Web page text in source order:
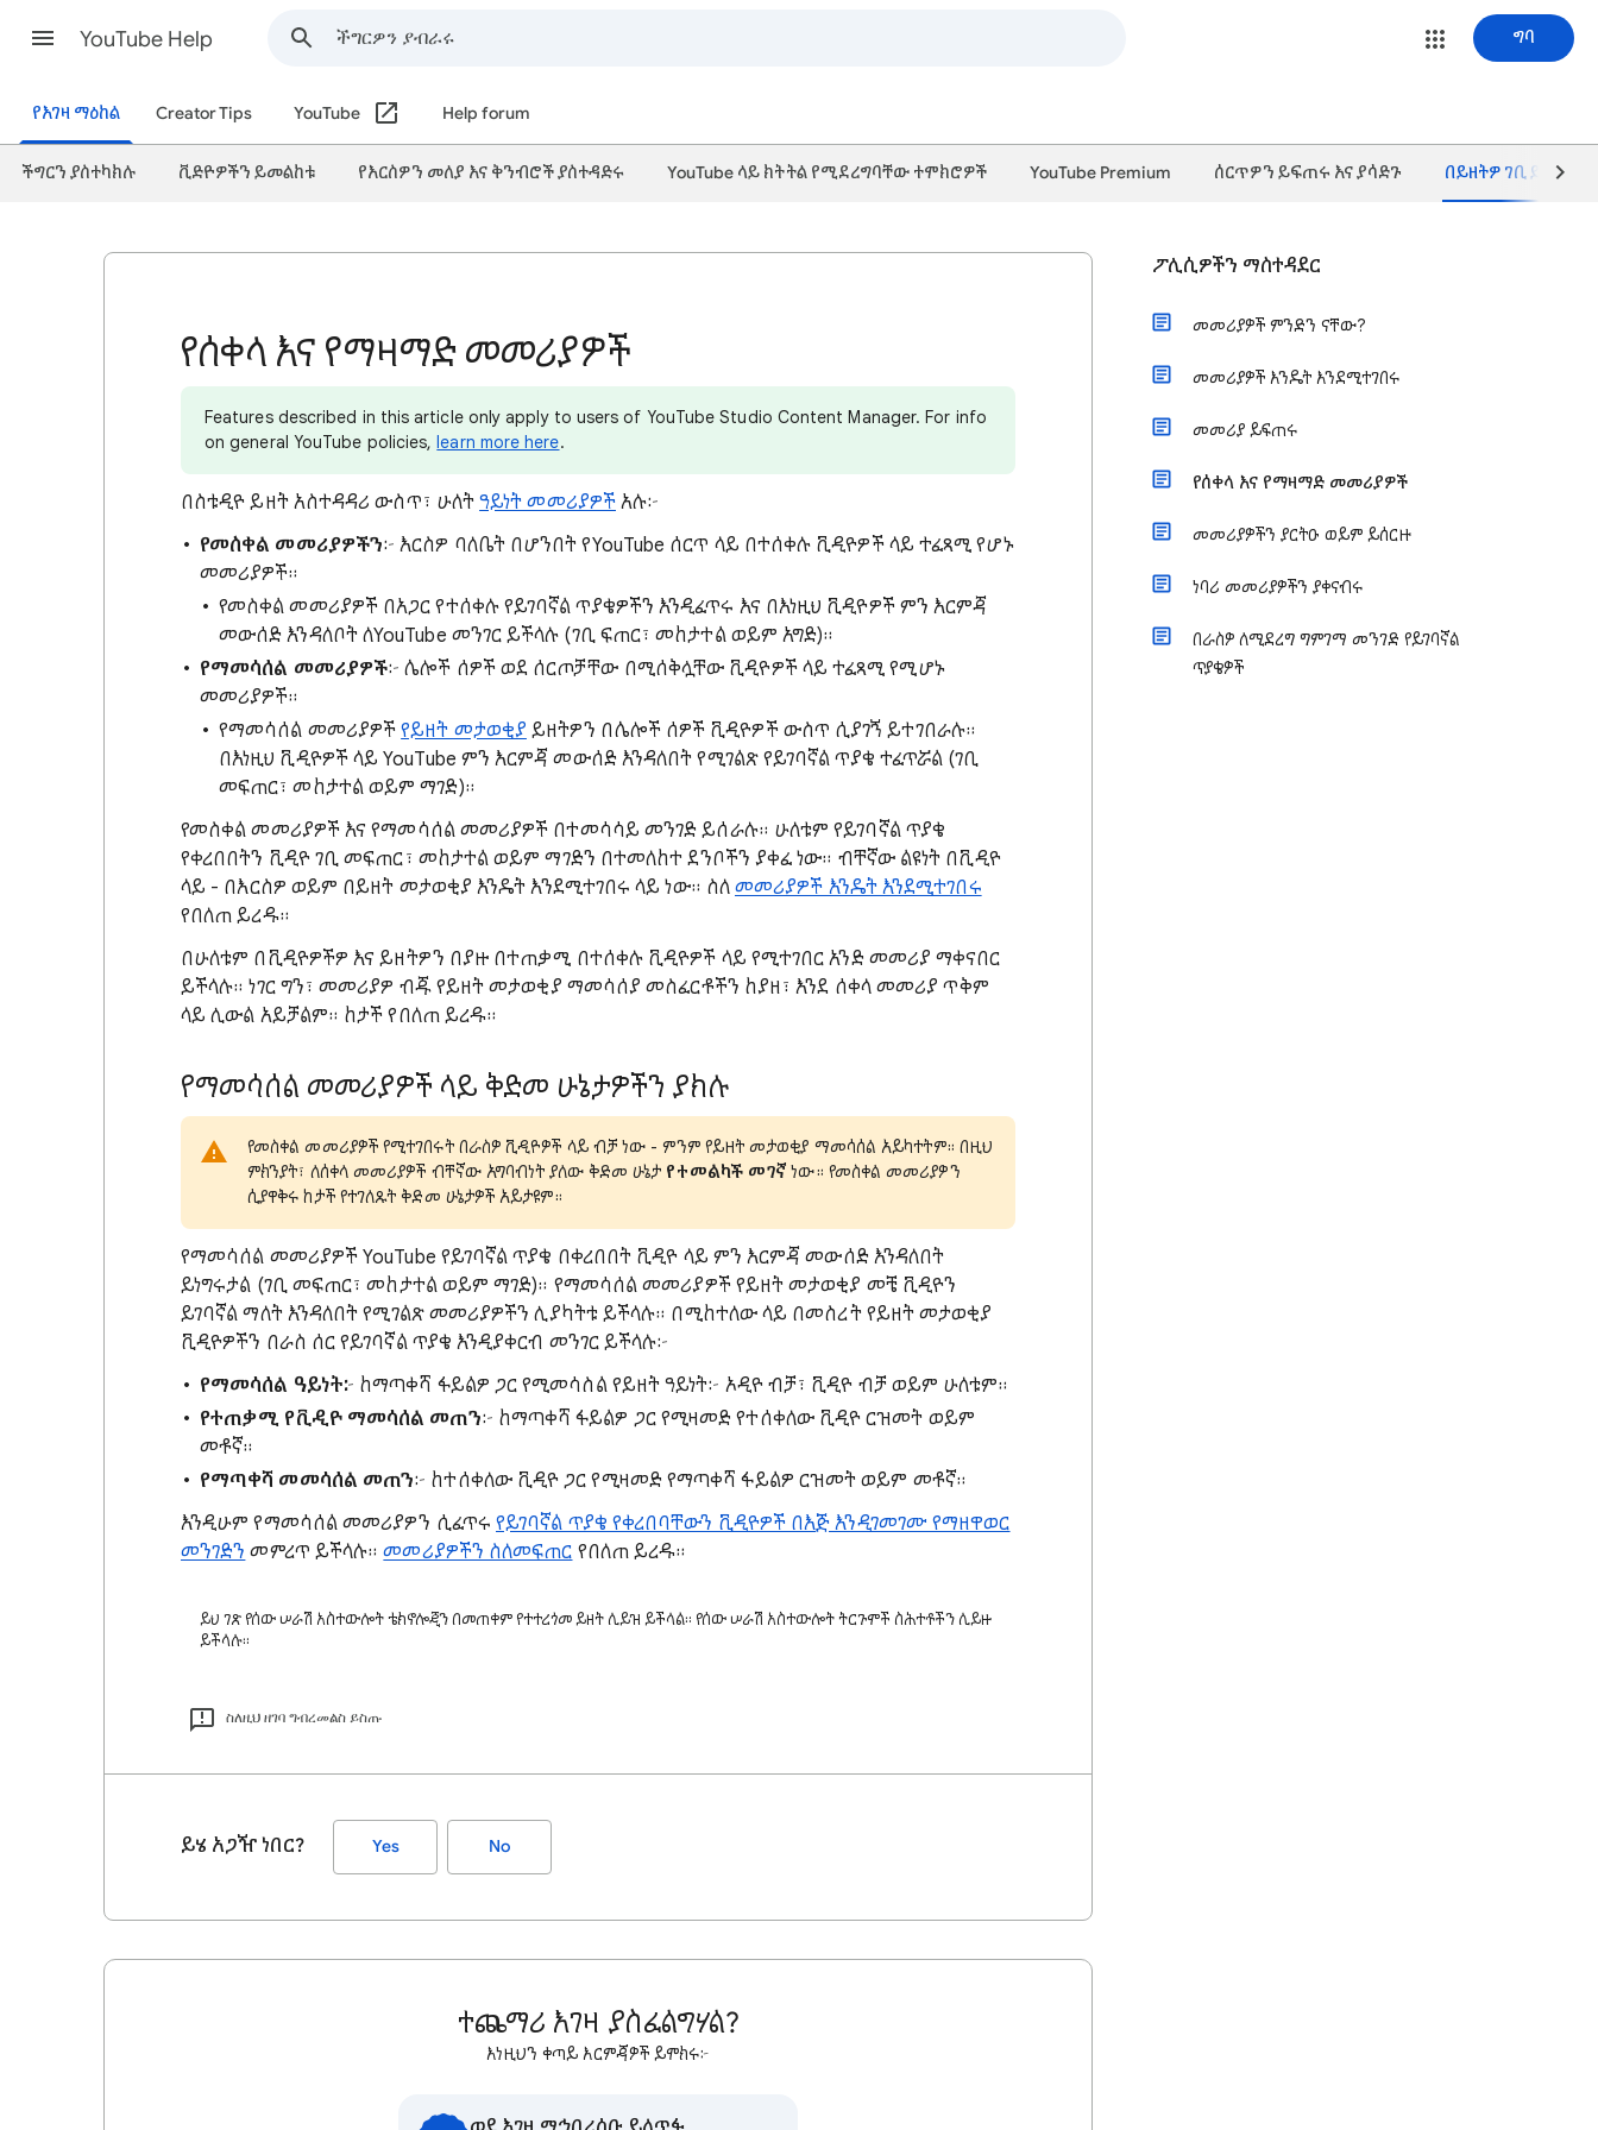
YouTube Help ግባ
የእገዛ ማዕከል Creator Tips YouTube Help forum
ችግርን ያስተካክሉ ቪድዮዎችን ይመልከቱ የእርስዎን መለያ እና ቅንብሮች ያስተዳድሩ YouTube ላይ ክትትል የሚደረግባቸው ተሞክሮዎች YouTube Premium ሰርጥዎን ይፍጠሩ እና ያሳድጉ በይዘትዎ ገቢ ይፍጠሩ
የሰቀላ እና የማዛማድ መመሪያዎች
Features described in this article only apply to users of YouTube Studio Content Manager. For info
on general YouTube policies,learn more here.
በስቱዲዮ ይዘት አስተዳዳሪ ውስጥ፣ ሁለትዓይነት መመሪያዎችአሉ፦
የመስቀል መመሪያዎችን፦ እርስዎ ባለቤት በሆንበት የYouTube ሰርጥ ላይ በተሰቀሉ ቪዲዮዎች ላይ ተፈጻሚ የሆኑ
መመሪያዎች።
የመስቀል መመሪያዎች በአጋር የተሰቀሉ የይገባኛል ጥያቄዎችን እንዲፈጥሩ እና በእነዚህ ቪዲዮዎች ምን እርምጃ
መውሰድ እንዳለቦት ለYouTube መንገር ይችላሉ (ገቢ ፍጠር፣ መከታተል ወይም አግድ)።
የማመሳሰል መመሪያዎች፦ ሌሎች ሰዎች ወደ ሰርጦቻቸው በሚሰቅሏቸው ቪዲዮዎች ላይ ተፈጻሚ የሚሆኑ
መመሪያዎች።
የማመሳሰል መመሪያዎችየይዘት መታወቂያ ይዘትዎን በሌሎች ሰዎች ቪዲዮዎች ውስጥ ሲያገኝ ይተገበራሉ።
በእነዚህ ቪዲዮዎች ላይ YouTube ምን እርምጃ መውሰድ እንዳለበት የሚገልጽ የይገባኛል ጥያቄ ተፈጥሯል (ገቢ
መፍጠር፣ መከታተል ወይም ማገድ)።
የመስቀል መመሪያዎች እና የማመሳሰል መመሪያዎች በተመሳሳይ መንገድ ይሰራሉ። ሁለቱም የይገባኛል ጥያቄ
የቀረበበትን ቪዲዮ ገቢ መፍጠር፣ መከታተል ወይም ማገድን በተመለከተ ደንቦችን ያቀፈ ነው። ብቸኛው ልዩነት በቪዲዮ
ላይ - በእርስዎ ወይም በይዘት መታወቂያ እንዴት እንደሚተገበሩ ላይ ነው። ስለ መመሪያዎች እንዴት እንደሚተገበሩ
የበለጠ ይረዱ።
በሁለቱም በቪዲዮዎችዎ እና ይዘትዎን በያዙ በተጠቃሚ በተሰቀሉ ቪዲዮዎች ላይ የሚተገበር አንድ መመሪያ ማቀናበር
ይችላሉ። ነገር ግን፣ መመሪያዎ ብጁ የይዘት መታወቂያ ማመሳሰያ መስፈርቶችን ከያዘ፣ እንደ ሰቀላ መመሪያ ጥቅም
ላይ ሊውል አይቻልም። ከታች የበለጠ ይረዱ።
የማመሳሰል መመሪያዎች ላይ ቅድመ ሁኔታዎችን ያክሉ
የመስቀል መመሪያዎች የሚተገበሩት በራስዎ ቪዲዮዎች ላይ ብቻ ነው - ምንም የይዘት መታወቂያ ማመሳሰል አይካተትም። በዚህ
ምክንያት፣ ለሰቀላ መመሪያዎች ብቸኛው አግባብነት ያለው ቅድመ ሁኔታ የተመልካች መገኛ ነው። የመስቀል መመሪያዎን
ሲያዋቅሩ ከታች የተገለጹት ቅድመ ሁኔታዎች አይታዩም።
የማመሳሰል መመሪያዎች YouTube የይገባኛል ጥያቄ በቀረበበት ቪዲዮ ላይ ምን እርምጃ መውሰድ እንዳለበት
ይነግሩታል (ገቢ መፍጠር፣ መከታተል ወይም ማገድ)። የማመሳሰል መመሪያዎች የይዘት መታወቂያ መቼ ቪዲዮን
ይገባኛል ማለት እንዳለበት የሚገልጽ መመሪያዎችን ሊያካትቱ ይችላሉ። በሚከተለው ላይ በመስረት የይዘት መታወቂያ
ቪዲዮዎችን በራስ ሰር የይገባኛል ጥያቄ እንዲያቀርብ መንገር ይችላሉ፦
የማመሳሰል ዓይነት፦ ከማጣቀሻ ፋይልዎ ጋር የሚመሳስል የይዘት ዓይነት፦ ኦዲዮ ብቻ፣ ቪዲዮ ብቻ ወይም ሁለቱም።
የተጠቃሚ የቪዲዮ ማመሳሰል መጠን፦ ከማጣቀሻ ፋይልዎ ጋር የሚዛመድ የተሰቀለው ቪዲዮ ርዝመት ወይም
መቶኛ።
የማጣቀሻ መመሳሰል መጠን፦ ከተሰቀለው ቪዲዮ ጋር የሚዛመድ የማጣቀሻ ፋይልዎ ርዝመት ወይም መቶኛ።
እንዲሁም የማመሳሰል መመሪያዎን ሲፈጥሩ የይገባኛል ጥያቄ የቀረበባቸውን ቪዲዮዎች በእጅ እንዲገመገሙ የማዘዋወር
መንገድን መምረጥ ይችላሉ።መመሪያዎችን ስለመፍጠር የበለጠ ይረዱ።
ይህ ገጽ የሰው ሠራሽ አስተውሎት ቴክኖሎጂን በመጠቀም የተተረጎመ ይዘት ሊይዝ ይችላል። የሰው ሠራሽ አስተውሎት ትርጉሞች ስሕተቶችን ሊይዙ
ይችላሉ።
ስለዚህ ዘገባ ግብረመልስ ይስጡ
ይሄ አጋዥ ነበር? Yes No
ተጨማሪ እገዛ ያስፈልግሃል?
እነዚህን ቀጣይ እርምጃዎች ይሞክሩ፦
ፖሊሲዎችን ማስተዳደር
መመሪያዎች ምንድን ናቸው?
መመሪያዎች እንዴት እንደሚተገበሩ
መመሪያ ይፍጠሩ
የሰቀላ እና የማዛማድ መመሪያዎች
መመሪያዎችን ያርትዑ ወይም ይሰርዙ
ነባሪ መመሪያዎችን ያቀናብሩ
በራስዎ ለሚደረግ ግምገማ መንገድ የይገባኛል
ጥያቄዎች